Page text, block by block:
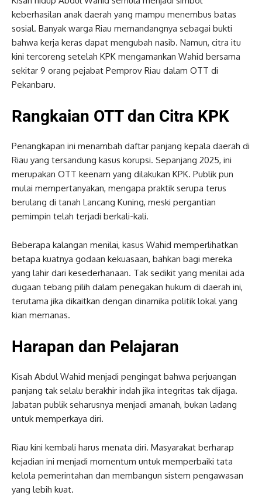
keberhasilan anak daerah yang mampu menembus batas
sosial. Banyak warga Riau memandangnya sebagai bukti
bahwa kerja keras dapat mengubah nasib. Namun, citra itu
kini tercoreng setelah KPK mengamankan Wahid bersama
sekitar 9 orang pejabat Pemprov Riau dalam OTT di
Pekanbaru.
Rangkaian OTT dan Citra KPK
Penangkapan ini menambah daftar panjang kepala daerah di
Riau yang tersandung kasus korupsi. Sepanjang 2025, ini
merupakan OTT keenam yang dilakukan KPK. Publik pun
mulai mempertanyakan, mengapa praktik serupa terus
berulang di tanah Lancang Kuning, meski pergantian
pemimpin telah terjadi berkali-kali.
Beberapa kalangan menilai, kasus Wahid memperlihatkan
betapa kuatnya godaan kekuasaan, bahkan bagi mereka
yang lahir dari kesederhanaan. Tak sedikit yang menilai ada
dugaan tebang pilih dalam penegakan hukum di daerah ini,
terutama jika dikaitkan dengan dinamika politik lokal yang
kian memanas.
Harapan dan Pelajaran
Kisah Abdul Wahid menjadi pengingat bahwa perjuangan
panjang tak selalu berakhir indah jika integritas tak dijaga.
Jabatan publik seharusnya menjadi amanah, bukan ladang
untuk memperkaya diri.
Riau kini kembali harus menata diri. Masyarakat berharap
kejadian ini menjadi momentum untuk memperbaiki tata
kelola pemerintahan dan membangun sistem pengawasan
yang lebih kuat.